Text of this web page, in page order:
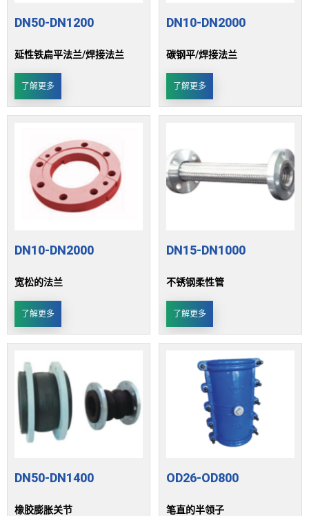
DN50-DN1200
延性铁扁平法兰/焊接法兰
了解更多
DN10-DN2000
碳钢平/焊接法兰
了解更多
DN10-DN2000
宽松的法兰
了解更多
DN15-DN1000
不锈钢柔性管
了解更多
DN50-DN1400
橡胶膨胀关节
OD26-OD800
笔直的半领子